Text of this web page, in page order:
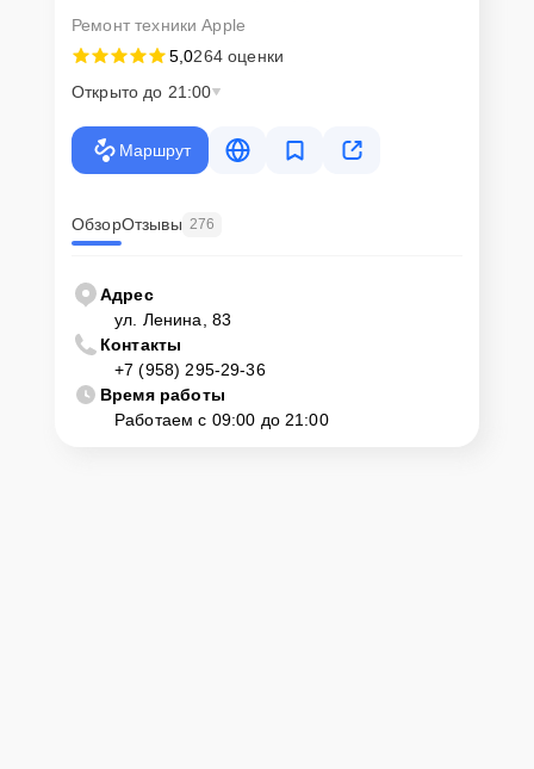
Ремонт техники Apple
5,0264 оценки
Открыто до 21:00
Маршрут
ОбзорОтзывы 276
Адрес
ул. Ленина, 83
Контакты
+7 (958) 295-29-36
Время работы
Работаем с 09:00 до 21:00